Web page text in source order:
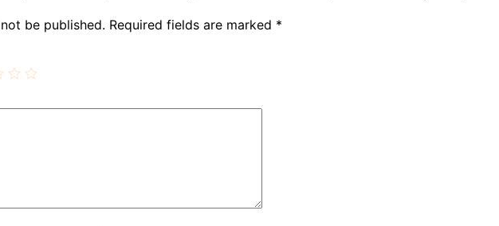
be published. Required fields are marked *